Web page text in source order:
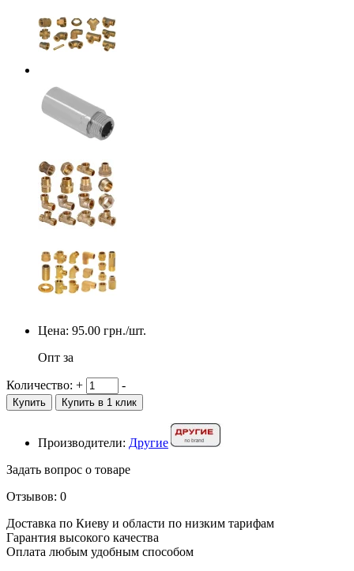
Цена: 95.00 грн./шт.
Опт за
Количество: + -
Купить Купить в 1 клик
Производители: Другие
Задать вопрос о товаре
Отзывов: 0
Доставка по Киеву и области по низким тарифам
Гарантия высокого качества
Оплата любым удобным способом